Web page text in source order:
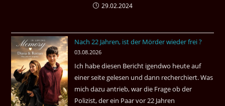
29.02.2024
Nach 22 Jahren, ist der Mörder wieder frei ?
03.08.2026
Ich habe diesen Bericht igendwo heute auf
einer seite gelesen und dann recherchiert. Was
mich dazu antrieb, war die Frage ob der
Polizist, der ein Paar vor 22 Jahren